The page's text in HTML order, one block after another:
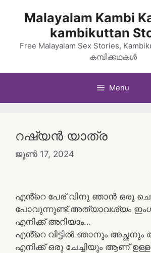
Malayalam Kambi
kambikuttan
Free Malayalam Sex Stories,
കമ്പിക്കഥകൾ
Menu
റഷ്യൻ യാത്ര
ജൂൺ 17, 2024
എൻ്റെ പേര് വിനു ഞാൻ ഒരു
പോവുന്നുണ്ട്.അത്യാവശ്യം
എനിക്ക് അറിയാം…
എൻ്റെ വീട്ടിൽ ഞാനും അച്ഛനും
എനിക്ക് ഒരു ചേച്ചിയും ആണ്